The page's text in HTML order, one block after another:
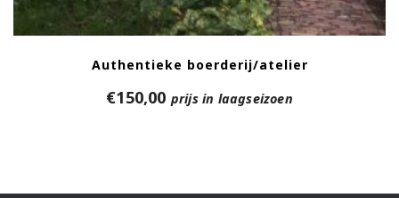
Authentieke boerderij/atelier
€150,00 prijs in laagseizoen